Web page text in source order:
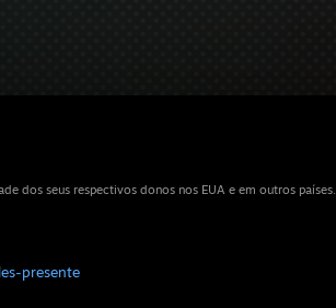
dos seus respectivos donos nos EUA e em outros países.
presente